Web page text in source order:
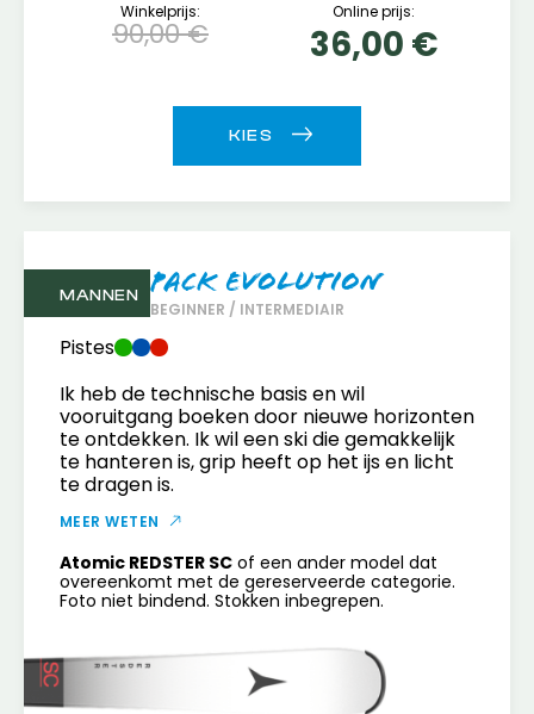
Winkelprijs:
90,00 €
Online prijs:
36,00 €
MANNEN Pack Evolution
BEGINNER / INTERMEDIAIR
Pistes
Ik heb de technische basis en wil
vooruitgang boeken door nieuwe horizonten
te ontdekken. Ik wil een ski die gemakkelijk
te hanteren is, grip heeft op het ijs en licht
te dragen is.
MEER WETEN
Atomic REDSTER SC of een ander model dat
overeenkomt met de gereserveerde categorie.
Foto niet bindend. Stokken inbegrepen.